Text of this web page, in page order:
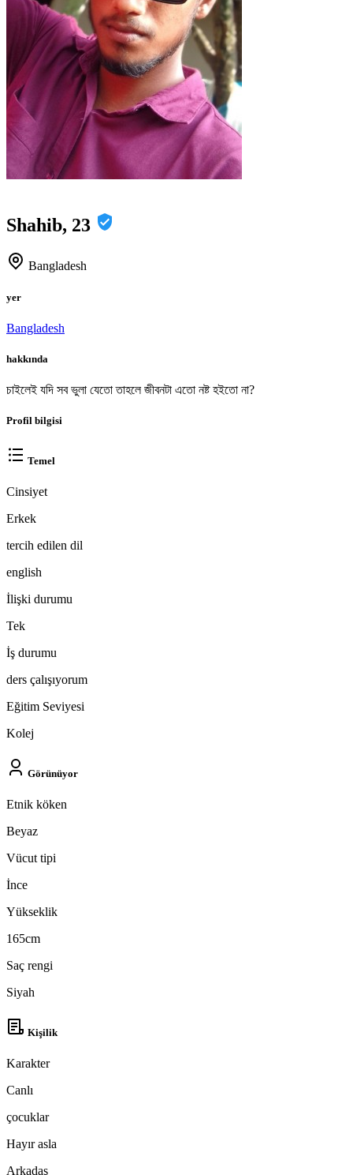
Shahib, 23
Bangladesh
yer
Bangladesh
hakkında
চাইলেই যদি সব ভুলা যেতো তাহলে জীবনটা এতো নষ্ট হইতো না?
Profil bilgisi
Temel
Cinsiyet
Erkek
tercih edilen dil
english
İlişki durumu
Tek
İş durumu
ders çalışıyorum
Eğitim Seviyesi
Kolej
Görünüyor
Etnik köken
Beyaz
Vücut tipi
İnce
Yükseklik
165cm
Saç rengi
Siyah
Kişilik
Karakter
Canlı
çocuklar
Hayır asla
Arkadaş